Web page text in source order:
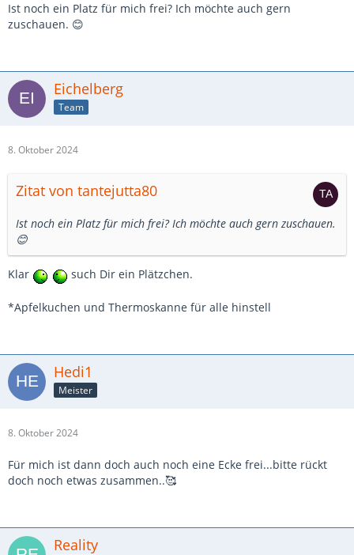
Ist noch ein Platz für mich frei? Ich möchte auch gern
zuschauen. 😊
Eichelberg
Team
8. Oktober 2024
Zitat von tantejutta80
Ist noch ein Platz für mich frei? Ich möchte auch gern zuschauen.
😊
Klar such Dir ein Plätzchen.
*Apfelkuchen und Thermoskanne für alle hinstell
Hedi1
Meister
8. Oktober 2024
Für mich ist dann doch auch noch eine Ecke frei...bitte rückt
doch noch etwas zusammen..🥰
Reality